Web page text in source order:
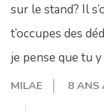
sur le stand? Il
t’occupes des
je pense que tu
MILAE 8 ANS